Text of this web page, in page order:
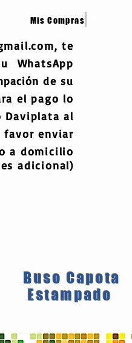
Mis Compras
, te
WhatsApp
de su
el pago lo
Daviplata al
favor enviar
a domicilio
adicional)
Buso Capota
Estampado